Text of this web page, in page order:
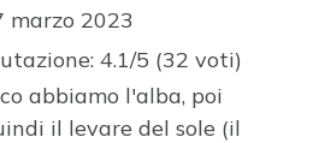
marzo 2023
4.1/5 (32 voti)
abbiamo l'alba, poi
il levare del sole (il